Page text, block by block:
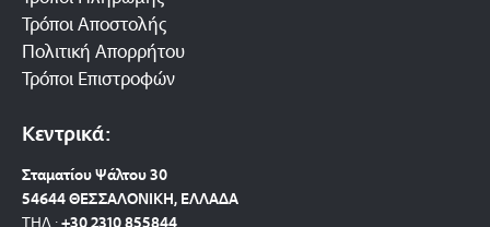
Τρόποι Αποστολής
Πολιτική Απορρήτου
Τρόποι Επιστροφών
Κεντρικά:
Σταματίου Ψάλτου 30
54644 ΘΕΣΣΑΛΟΝΙΚΗ, ΕΛΛΑΔΑ
ΤΗΛ.:+30 2310 855844